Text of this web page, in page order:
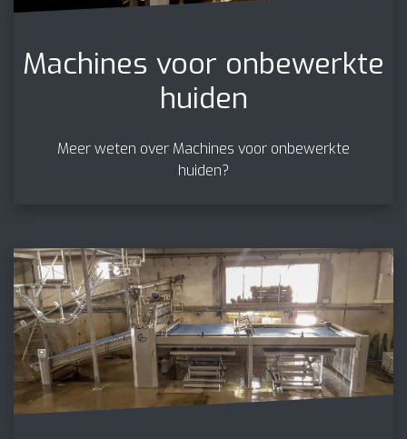
Machines voor onbewerkte
huiden
Meer weten over Machines voor onbewerkte
huiden?